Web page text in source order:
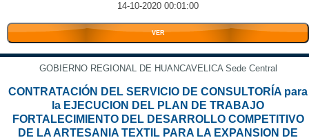
14-10-2020 00:01:00
VER
GOBIERNO REGIONAL DE HUANCAVELICA Sede Central
CONTRATACIÓN DEL SERVICIO DE CONSULTORÍA para
la EJECUCION DEL PLAN DE TRABAJO
FORTALECIMIENTO DEL DESARROLLO COMPETITIVO
DE LA ARTESANIA TEXTIL PARA LA EXPANSION DE